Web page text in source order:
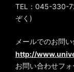
TEL：045-330-
ぞく)
メールでのお問
http://
お問い合わせフ